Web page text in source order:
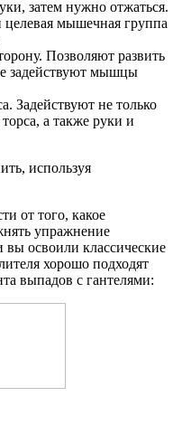
затем нужно отжаться.
целевая мышечная группа
Позволяют развить
задействуют мышцы
Задействуют не только
а также руки и
используя
от того, какое
упражнение
вы освоили классические
хорошо подходят
выпадов с гантелями: